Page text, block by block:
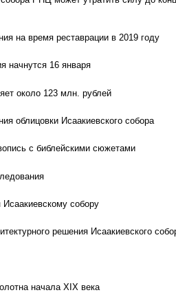
на время реставрации в 2019 году
начнутся 16 января
около 123 млн. рублей
облицовки Исаакиевского собора
с библейскими сюжетами
собору
решения Исаакиевского
начала XIX века